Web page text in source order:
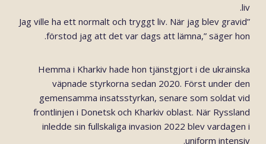
liv.
”Jag ville ha ett normalt och tryggt liv. När jag blev gravid
förstod jag att det var dags att lämna,” säger hon.
Hemma i Kharkiv hade hon tjänstgjort i de ukrainska
väpnade styrkorna sedan 2020. Först under den
gemensamma insatsstyrkan, senare som soldat vid
frontlinjen i Donetsk och Kharkiv oblast. När Ryssland
inledde sin fullskaliga invasion 2022 blev vardagen i
uniform intensiv.